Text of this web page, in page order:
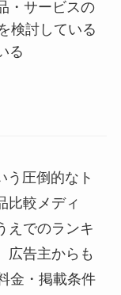
・サービスの
検討している
る
う圧倒的なト
比較メディ
えでのランキ
広告主からも
金・掲載条件